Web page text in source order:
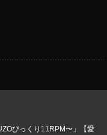
びっくり11RPM〜」【愛